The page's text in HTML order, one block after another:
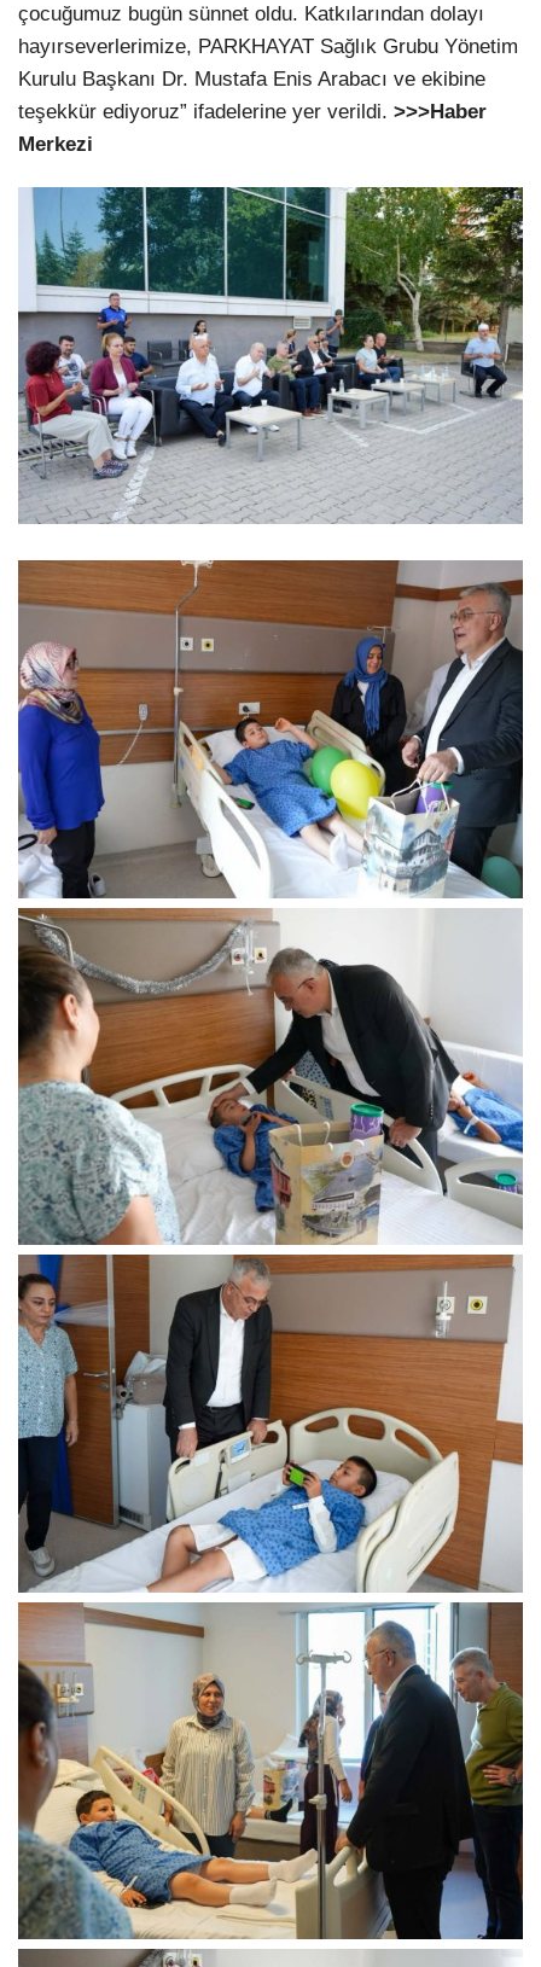
çocuğumuz bugün sünnet oldu. Katkılarından dolayı
hayırseverlerimize, PARKHAYAT Sağlık Grubu Yönetim
Kurulu Başkanı Dr. Mustafa Enis Arabacı ve ekibine
teşekkür ediyoruz” ifadelerine yer verildi. >>>Haber
Merkezi